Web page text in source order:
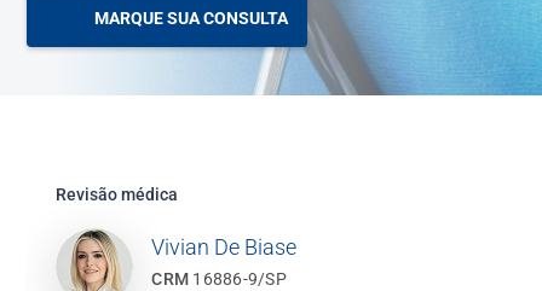
MARQUE SUA CONSULTA
Revisão médica
Vivian De Biase
CRM 16886-9/SP